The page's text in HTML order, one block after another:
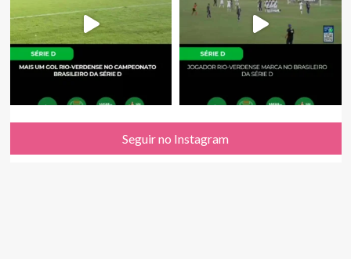
Seguir no Instagram